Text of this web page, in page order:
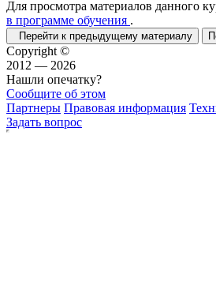
Для просмотра материалов данного
в программе обучения .
Перейти к предыдущему материалу
Copyright ©
2012 — 2026
Нашли опечатку?
Сообщите об этом
Партнеры Правовая информация
Задать вопрос